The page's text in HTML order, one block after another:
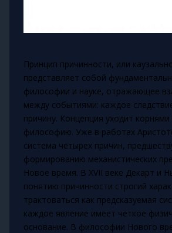
Принцип причинности, или
представляет собой
философии и науке, отражающее
между событиями: каждое
причину. Концепция уходит
философию. Уже в работах
система четырех причин,
формированию механистических
Новое время. В XVII веке Декарт и
понятию причинности строгий
трактоваться как предсказуемая
каждое явление имеет чёткое
основание. В философии Нового